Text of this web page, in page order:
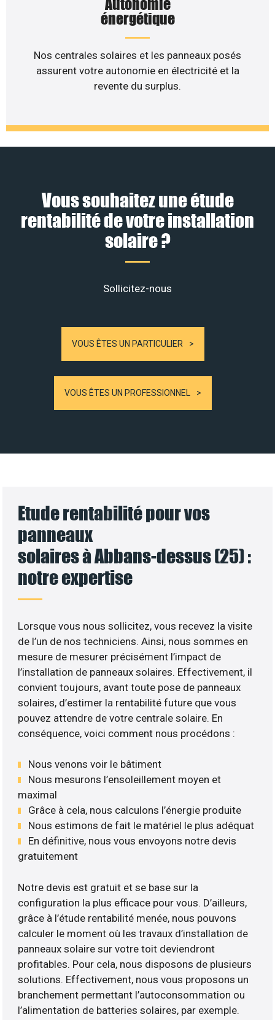
Autonomie
énergétique
Nos centrales solaires et les panneaux posés
assurent votre autonomie en électricité et la
revente du surplus.
Vous souhaitez une étude
rentabilité de votre installation
solaire ?
Sollicitez-nous
VOUS ÊTES UN PARTICULIER
VOUS ÊTES UN PROFESSIONNEL
Etude rentabilité pour vos
panneaux
solaires à Abbans-dessus (25) :
notre expertise
Lorsque vous nous sollicitez, vous recevez la visite
de l’un de nos techniciens. Ainsi, nous sommes en
mesure de mesurer précisément l’impact de
l’installation de panneaux solaires. Effectivement, il
convient toujours, avant toute pose de panneaux
solaires, d’estimer la rentabilité future que vous
pouvez attendre de votre centrale solaire. En
conséquence, voici comment nous procédons :
Nous venons voir le bâtiment
Nous mesurons l’ensoleillement moyen et
maximal
Grâce à cela, nous calculons l’énergie produite
Nous estimons de fait le matériel le plus adéquat
En définitive, nous vous envoyons notre devis
gratuitement
Notre devis est gratuit et se base sur la
configuration la plus efficace pour vous. D’ailleurs,
grâce à l’étude rentabilité menée, nous pouvons
calculer le moment où les travaux d’installation de
panneaux solaire sur votre toit deviendront
profitables. Pour cela, nous disposons de plusieurs
solutions. Effectivement, nous vous proposons un
branchement permettant l’autoconsommation ou
l’alimentation de batteries solaires, par exemple.